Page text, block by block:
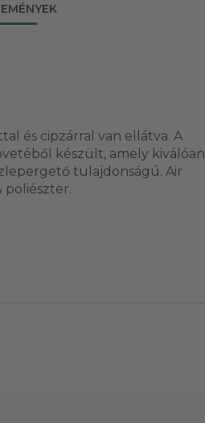
és cipzárral van ellátva. A
készült, amely kiválóan
tulajdonságú. Air
poliészter.